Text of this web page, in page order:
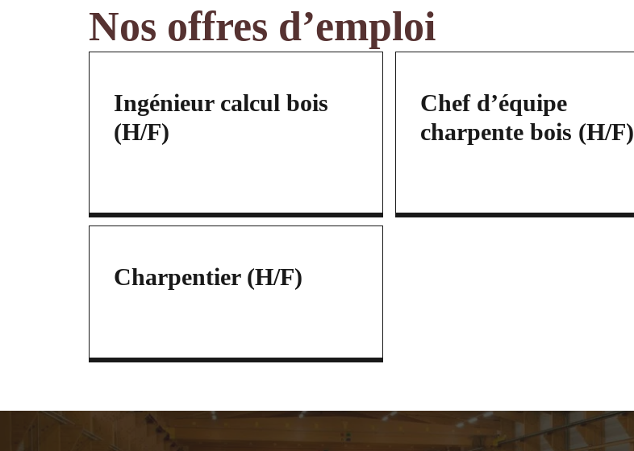
Nos offres d’emploi
Ingénieur calcul bois
(H/F)
Chef d’équipe
charpente bois (H/F)
Charpentier (H/F)